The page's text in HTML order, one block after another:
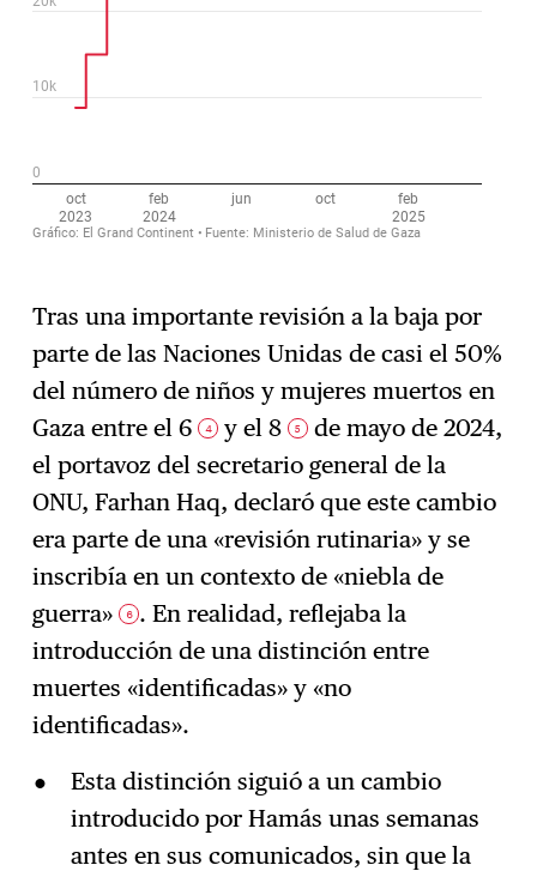
Tras una importante revisión a la baja por
parte de las Naciones Unidas de casi el 50%
del número de niños y mujeres muertos en
Gaza entre el 6 4 y el 8 5 de mayo de 2024,
el portavoz del secretario general de la
ONU, Farhan Haq, declaró que este cambio
era parte de una «revisión rutinaria» y se
inscribía en un contexto de «niebla de
guerra» 6 . En realidad, reflejaba la
introducción de una distinción entre
muertes «identificadas» y «no
identificadas».
Esta distinción siguió a un cambio
introducido por Hamás unas semanas
antes en sus comunicados, sin que la